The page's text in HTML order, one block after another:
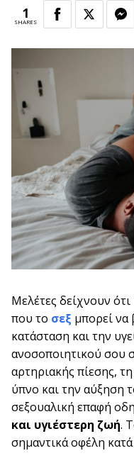
1
SHARES
Μελέτες δείχνουν
που το σεξ μπορεί να
κατάσταση και την
ανοσοποιητικού σου
αρτηριακής πίεσης,
ύπνο και την αύξηση
σεξουαλική επαφή
και υγιέστερη ζωή.
σημαντικά οφέλη